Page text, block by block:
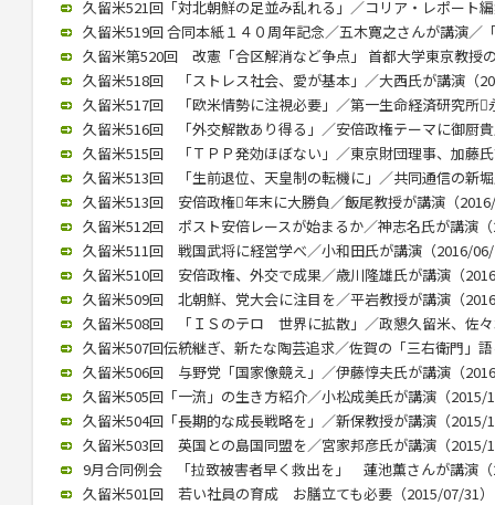
久留米521回「対北朝鮮の足並み乱れる」／コリア・レポート
久留米519回 合同本紙１４０周年記念／五木寛之さんが講演／
久留米第520回 改憲「合区解消など争点」 首都大学東京教授
久留米518回 「ストレス社会、愛が基本」／大西氏が講演（
久留米517回 「欧米情勢に注視必要」／第一生命経済研究所
久留米516回 「外交解散あり得る」／安倍政権テーマに御厨
久留米515回 「ＴＰＰ発効ほぼない」／東京財団理事、加藤
久留米513回 「生前退位、天皇制の転機に」／共同通信の新
久留米513回 安倍政権年末に大勝負／飯尾教授が講演（
久留米512回 ポスト安倍レースが始まるか／神志名氏が講演
久留米511回 戦国武将に経営学べ／小和田氏が講演（2016/
久留米510回 安倍政権、外交で成果／歳川隆雄氏が講演（
久留米509回 北朝鮮、党大会に注目を／平岩教授が講演（
久留米508回 「ＩＳのテロ 世界に拡散」／政懇久留米、佐
久留米507回伝統継ぎ、新たな陶芸追求／佐賀の「三右衛門」
久留米506回 与野党「国家像競え」／伊藤惇夫氏が講演（
久留米505回「一流」の生き方紹介／小松成美氏が講演（2015/
久留米504回「長期的な成長戦略を」／新保教授が講演（2015/
久留米503回 英国との島国同盟を／宮家邦彦氏が講演（2015/
9月合同例会 「拉致被害者早く救出を」 蓮池薫さんが講演
久留米501回 若い社員の育成 お膳立ても必要（2015/07/31）